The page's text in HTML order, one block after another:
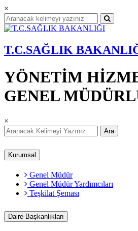
×
T.C.SAĞLIK
YÖNETİM
GENEL
×
Ara
Kurumsal
Genel Müdür
Genel Müdür Yardımcıları
Teşkilat Şeması
Daire Başkanlıkları